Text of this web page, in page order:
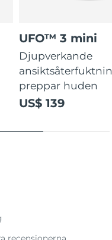
UFO™ 3 mini
Djupverkande
preppar huden
US$ 139